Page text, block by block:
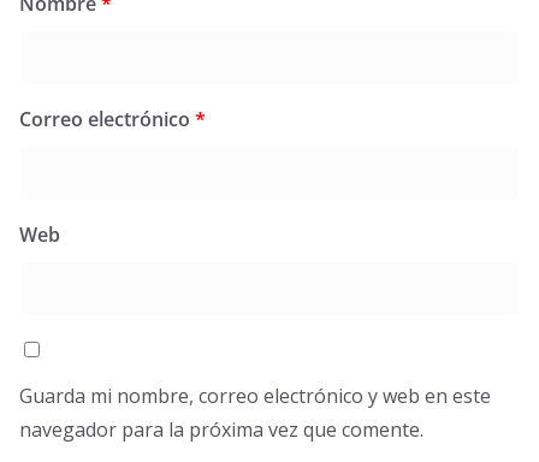
Correo electrónico *
Web
Guarda mi nombre, correo electrónico y web en este
navegador para la próxima vez que comente.